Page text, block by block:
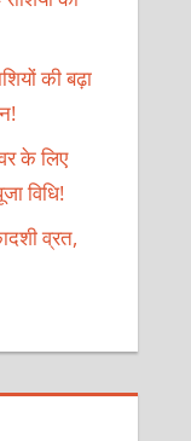
की बढ़ा
के लिए
विधि!
व्रत,